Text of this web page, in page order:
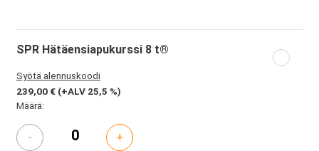
SPR Hätäensiapukurssi 8 t®
Syötä alennuskoodi
239,00 € (+ALV 25,5 %)
Määrä:
- +